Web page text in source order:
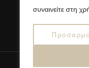
συναινείτε στη